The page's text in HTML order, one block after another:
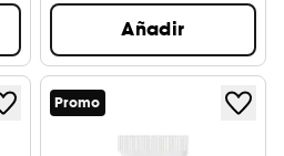
Añadir
Promo